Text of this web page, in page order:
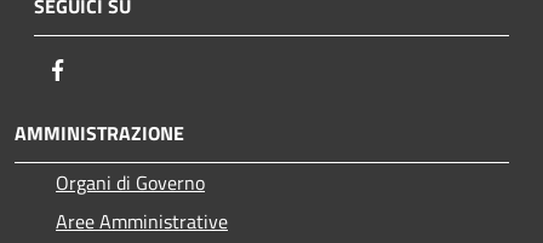
AMMINISTRAZIONE
Organi di Governo
Aree Amministrative